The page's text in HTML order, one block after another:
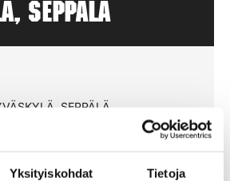
Yksityiskohdat Tietoja
SEPPÄLÄ
SEPPÄLÄ
lähempänä sesonkia